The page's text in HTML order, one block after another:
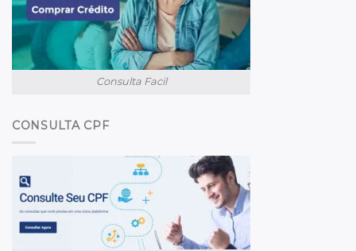
Consulta Facil
CONSULTA CPF